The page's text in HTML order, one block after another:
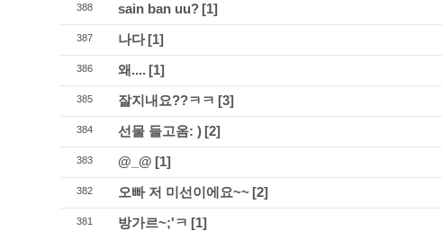
388 sain ban uu?[1]
387 나다[1]
386 왜....[1]
385 잘지내요??ㅋㅋ [3]
384 선물 들고옴: )[2]
383 @_@ [1]
382 오빠 저 미선이에요~~[2]
381 방가르~;'ㅋ [1]